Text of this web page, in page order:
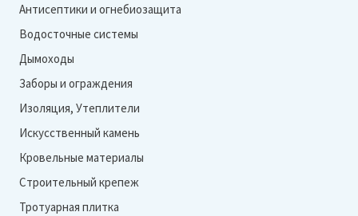
Антисептики и огнебиозащита
Водосточные системы
Дымоходы
Заборы и ограждения
Изоляция, Утеплители
Искусственный камень
Кровельные материалы
Строительный крепеж
Тротуарная плитка